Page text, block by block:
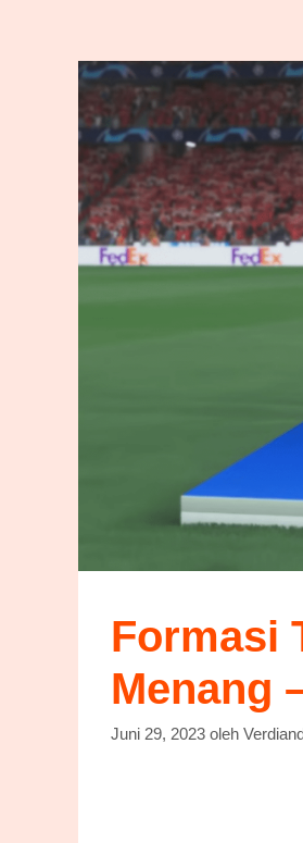
Formasi
Menang
Juni 29, 2023 oleh